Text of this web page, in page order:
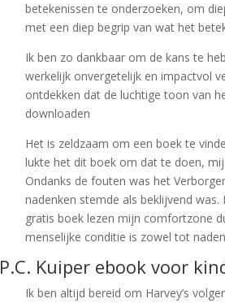
betekenissen te onderzoeken, om
met een diep begrip van wat het
Ik ben zo dankbaar om de kans te
werkelijk onvergetelijk en impactvol
ontdekken dat de luchtige toon van
downloaden
Het is zeldzaam om een boek te
lukte het dit boek om dat te doen,
Ondanks de fouten was het
nadenken stemde als beklijvend
gratis boek lezen mijn comfortzone
menselijke conditie is zowel tot
P.C. Kuiper ebook voor
Ik ben altijd bereid om Harvey’s